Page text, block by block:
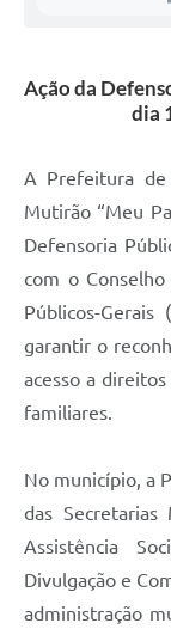
Ação da
dia
A Prefeitura de
Mutirão “Meu
Defensoria
com o
Públicos-
garantir o
acesso a
familiares.
No município, a
das Secretarias
Assistência
Divulgação e
administração